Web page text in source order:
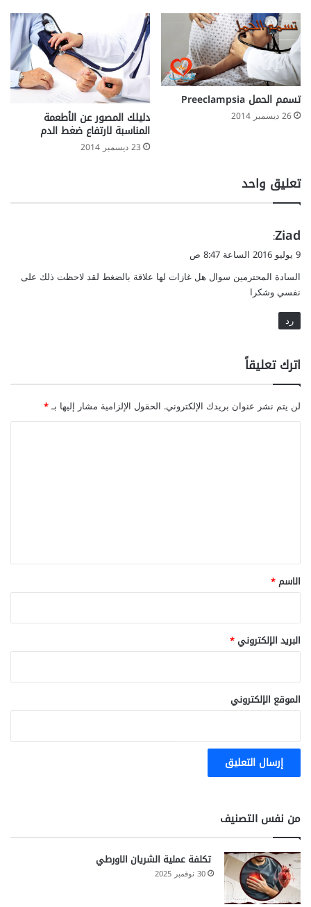
تسمم الحمل Preeclampsia
26 ديسمبر 2014 دليلك المصور عن الأطعمة
المناسبة لارتفاع ضغط الدم
23 ديسمبر 2014
تعليق واحد
ي
ق
ل
Ziad
:
9 يوليو 2016 الساعة 8:47 ص
السادة المحترمين سوال هل غازات لها علاقة بالضغط لقد لاحظت ذلك على
نفسي وشكرا
رد
اترك تعليقاً
لن يتم نشر عنوان بريدك الإلكتروني. الحقول الإلزامية مشار إليها بـ*
*
الاسم*
البريد الإلكتروني*
الموقع الإلكتروني
من نفس التصنيف
تكلفة عملية الشريان الاورطي
30 نوفمبر 2025